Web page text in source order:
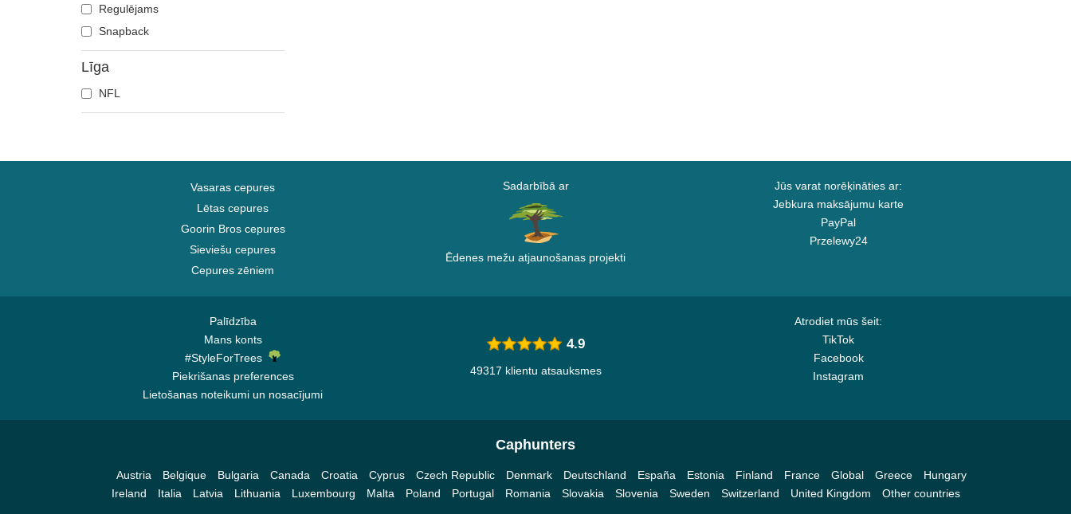
Atlanta Falcons
Atlanta Hawks
Boston Bruins
Boston Celtics
Boston Red Sox
Charlotte Hornets
Chelsea Football Club
Chicago Blackhawks
Cleveland Browns
Denver Broncos
Denver Nuggets
Regulējams
Snapback
Līga
NFL
Vasaras cepures
Lētas cepures
Goorin Bros cepures
Sieviešu cepures
Cepures zēniem
Sadarbībā ar
Ēdenes mežu atjaunošanas projekti
Jūs varat norēķināties ar:
Jebkura maksājumu karte
PayPal
Przelewy24
Palīdzība
Mans konts
#StyleForTrees
Piekrišanas preferences
Lietošanas noteikumi un nosacījumi
Atrodiet mūs šeit:
TikTok
Facebook
Instagram
4.9
49317 klientu atsauksmes
Caphunters
Austria Belgique Bulgaria Canada Croatia Cyprus Czech Republic Denmark Deutschland España Estonia Finland France Global Greece
Hungary
Ireland
Italia Latvia Lithuania Luxembourg Malta Poland Portugal Romania Slovakia Slovenia Sweden Switzerland United Kingdom Other countries